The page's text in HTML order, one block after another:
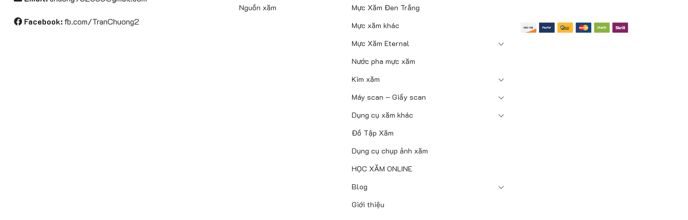
Facebook:fb.com/TranChuong2
Nguồn xăm
Mực Xăm Đen Trắng
Mực xăm khác
Mực Xăm Eternal
Nước pha mực xăm
Kim xăm
Máy scan – Giấy scan
Dụng cụ xăm khác
Đồ Tập Xăm
Dụng cụ chụp ảnh xăm
HỌC XĂM ONLINE
Blog
Giới thiệu